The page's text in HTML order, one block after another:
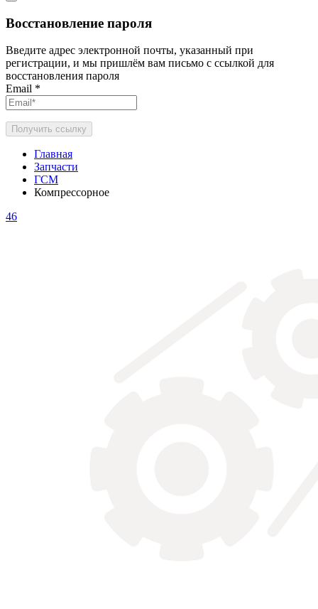
Восстановление пароля
Введите адрес электронной почты, указанный при
регистрации, и мы пришлём вам письмо с ссылкой для
восстановления пароля
Email *
Получить ссылку
Главная
Запчасти
ГСМ
Компрессорное
46